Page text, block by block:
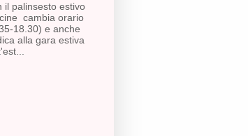
il palinsesto estivo
cambia orario
18.30) e anche
alla gara estiva